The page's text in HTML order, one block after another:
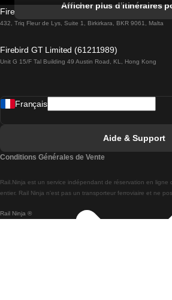
Trains de Lisbonne à
Trains de Lisbonne à
Trains de Lisbonne à
Trains de Braga à
Afficher plus d'itinéraires
Firebird GT Limited (OC 1451)
432, Triq Fleur de Lys, Suite 1, Birkirkara, BKR 9061, Malta
Firebird GT Limited (61211989)
Unit G 15/F Tal Building 49 Austin Road, KL, Hong Kong
Rail Ninja ®
Rail.Ninja est un service indépendant de réservation en ligne
entier. Rail Ninja n'est pas un transporteur ferroviaire et ne
Français
Aide & Support
Conditions Générales de Vente